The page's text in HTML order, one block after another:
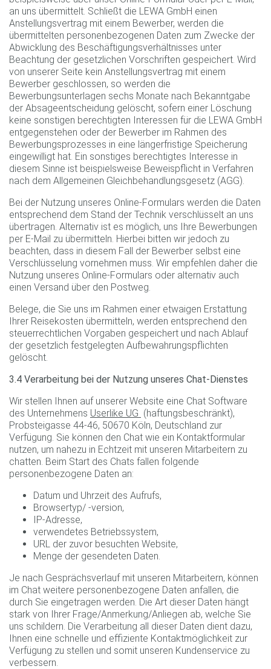
an uns übermittelt. Schließt die LEWA GmbH einen
Anstellungsvertrag mit einem Bewerber, werden die
übermittelten personenbezogenen Daten zum Zwecke der
Abwicklung des Beschäftigungsverhältnisses unter
Beachtung der gesetzlichen Vorschriften gespeichert. Wird
von unserer Seite kein Anstellungsvertrag mit einem
Bewerber geschlossen, so werden die
Bewerbungsunterlagen sechs Monate nach Bekanntgabe
der Absageentscheidung gelöscht, sofern einer Löschung
keine sonstigen berechtigten Interessen für die LEWA GmbH
entgegenstehen oder der Bewerber im Rahmen des
Bewerbungsprozesses in eine längerfristige Speicherung
eingewilligt hat. Ein sonstiges berechtigtes Interesse in
diesem Sinne ist beispielsweise Beweispflicht in Verfahren
nach dem Allgemeinen Gleichbehandlungsgesetz (AGG).
Bei der Nutzung unseres Online-Formulars werden die Daten
entsprechend dem Stand der Technik verschlüsselt an uns
übertragen. Alternativ ist es möglich, uns Ihre Bewerbungen
per E-Mail zu übermitteln. Hierbei bitten wir jedoch zu
beachten, dass in diesem Fall der Bewerber selbst eine
Verschlüsselung vornehmen muss. Wir empfehlen daher die
Nutzung unseres Online-Formulars oder alternativ auch
einen Versand über den Postweg.
Belege, die Sie uns im Rahmen einer etwaigen Erstattung
Ihrer Reisekosten übermitteln, werden entsprechend den
steuerrechtlichen Vorgaben gespeichert und nach Ablauf
der gesetzlich festgelegten Aufbewahrungspflichten
gelöscht.
3.4 Verarbeitung bei der Nutzung unseres Chat-Dienstes
Wir stellen Ihnen auf unserer Website eine Chat Software
des Unternehmens Userlike UG (haftungsbeschränkt),
Probsteigasse 44-46, 50670 Köln, Deutschland zur
Verfügung. Sie können den Chat wie ein Kontaktformular
nutzen, um nahezu in Echtzeit mit unseren Mitarbeitern zu
chatten. Beim Start des Chats fallen folgende
personenbezogene Daten an:
Datum und Uhrzeit des Aufrufs,
Browsertyp/ -version,
IP-Adresse,
verwendetes Betriebssystem,
URL der zuvor besuchten Website,
Menge der gesendeten Daten.
Je nach Gesprächsverlauf mit unseren Mitarbeitern, können
im Chat weitere personenbezogene Daten anfallen, die
durch Sie eingetragen werden. Die Art dieser Daten hängt
stark von Ihrer Frage/Anmerkung/Anliegen ab, welche Sie
uns schildern. Die Verarbeitung all dieser Daten dient dazu,
Ihnen eine schnelle und effiziente Kontaktmöglichkeit zur
Verfügung zu stellen und somit unseren Kundenservice zu
verbessern.